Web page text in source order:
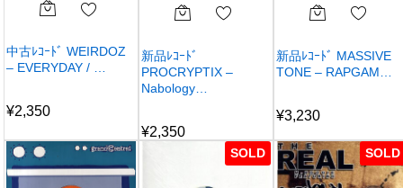
中古ﾚｺｰﾄﾞ WEIRDOZ
– EVERYDAY / …
¥2,350
新品ﾚｺｰﾄﾞ
PROCRYPTIX –
Nabology…
¥2,350
新品ﾚｺｰﾄﾞ MASSIVE
TONE – RAPGAM…
¥3,230
SOLD SOLD